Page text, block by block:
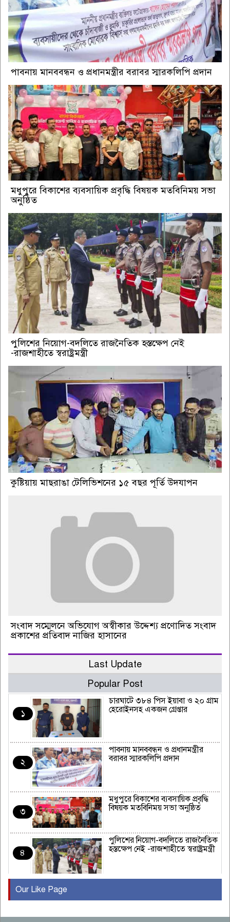
পাবনায় মানববন্ধন ও প্রধানমন্ত্রীর বরাবর স্মারকলিপি প্রদান
মধুপুরে বিকাশের ব্যবসায়িক প্রবৃদ্ধি বিষয়ক মতবিনিময় সভা
অনুষ্ঠিত
পুলিশের নিয়োগ-বদলিতে রাজনৈতিক হস্তক্ষেপ নেই
-রাজশাহীতে স্বরাষ্ট্রমন্ত্রী
কুষ্টিয়ায় মাছরাঙা টেলিভিশনের ১৫ বছর পূর্তি উদযাপন
সংবাদ সম্মেলনে অভিযোগ অস্বীকার উদ্দেশ্য প্রণোদিত সংবাদ
প্রকাশের প্রতিবাদ নাজির হাসানের
Last Update
Popular Post
১
চারঘাটে ৩৮৪ পিস ইয়াবা ও ২০ গ্রাম
হেরোইনসহ একজন গ্রেপ্তার
২
পাবনায় মানববন্ধন ও প্রধানমন্ত্রীর
বরাবর স্মারকলিপি প্রদান
৩
মধুপুরে বিকাশের ব্যবসায়িক প্রবৃদ্ধি
বিষয়ক মতবিনিময় সভা অনুষ্ঠিত
৪
পুলিশের নিয়োগ-বদলিতে রাজনৈতিক
হস্তক্ষেপ নেই -রাজশাহীতে স্বরাষ্ট্রমন্ত্রী
৫
বছর পূর্তি উদযাপন
Our Like Page